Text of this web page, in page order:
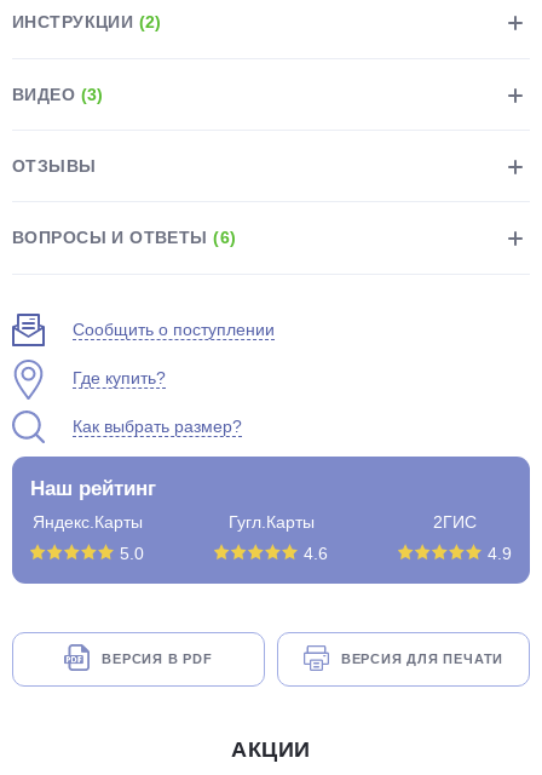
ИНСТРУКЦИИ (2)
ВИДЕО (3)
ОТЗЫВЫ
ВОПРОСЫ И ОТВЕТЫ(6)
Сообщить о поступлении
Где купить?
Как выбрать размер?
Наш рейтинг
Яндекс.Карты
5.0
Гугл.Карты
4.6
2ГИС
4.9
ВЕРСИЯ В PDF ВЕРСИЯ ДЛЯ ПЕЧАТИ
АКЦИИ